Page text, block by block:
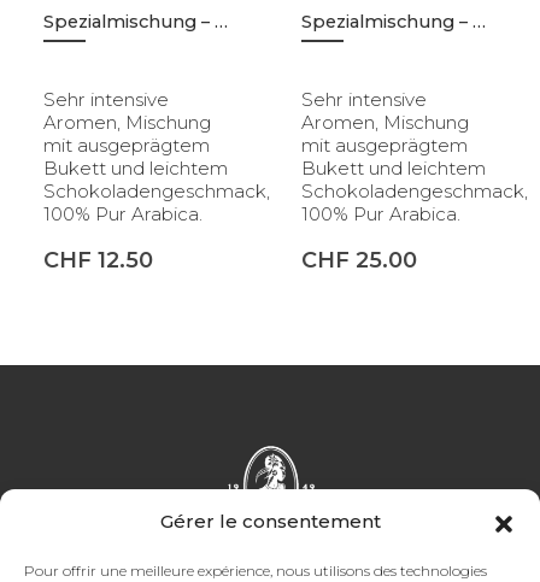
Gérer le consentement
Pour offrir une meilleure expérience, nous utilisons des technologies
Spezialmischung – Gemahlen – 500g
Sehr intensive
Aromen, Mischung
mit ausgeprägtem
Bukett und leichtem
Schokoladengeschmack,
100% Pur Arabica.
CHF 12.50
Spezialmischung – Gemahlen – 1kg
Sehr intensive
Aromen, Mischung
mit ausgeprägtem
Bukett und leichtem
Schokoladengeschmack,
100% Pur Arabica.
CHF 25.00